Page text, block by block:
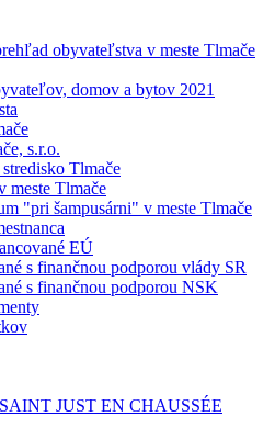
obyvateľstva v meste Tlmače
domov a bytov 2021
s.r.o.
Tlmače
meste Tlmače
"pri šampusárni" v meste Tlmače
EÚ
s finančnou podporou vlády SR
s finančnou podporou NSK
JUST EN CHAUSSÉE